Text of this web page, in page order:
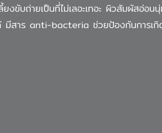
งขับถ่ายเป็นที่ไม่เลอะเทอะ ผิวสัมผัสอ่อน
มีสาร anti-bacteria ช่วยป้องกันการเกิ